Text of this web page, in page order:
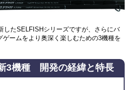
したSELFISHシリーズですが、さらにバ
ームをより奥深く楽しむための3機種を
3機種 開発の経緯と特長